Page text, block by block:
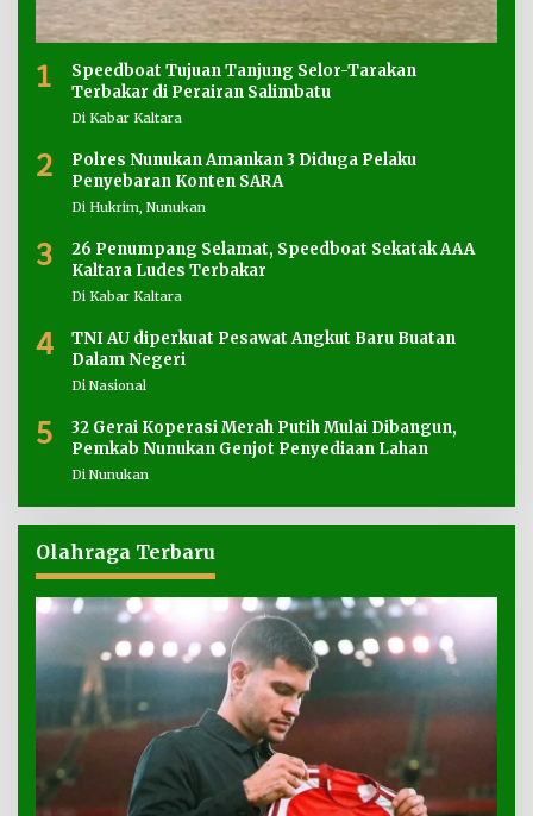
1
Speedboat Tujuan Tanjung Selor-Tarakan
Terbakar di Perairan Salimbatu
Di Kabar Kaltara
2
Polres Nunukan Amankan 3 Diduga Pelaku
Penyebaran Konten SARA
Di Hukrim, Nunukan
3
26 Penumpang Selamat, Speedboat Sekatak AAA
Kaltara Ludes Terbakar
Di Kabar Kaltara
4
TNI AU diperkuat Pesawat Angkut Baru Buatan
Dalam Negeri
Di Nasional
5
32 Gerai Koperasi Merah Putih Mulai Dibangun,
Pemkab Nunukan Genjot Penyediaan Lahan
Di Nunukan
Olahraga Terbaru